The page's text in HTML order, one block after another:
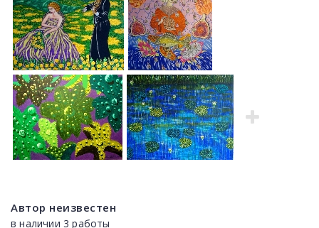
Автор неизвестен
в наличии 3 работы